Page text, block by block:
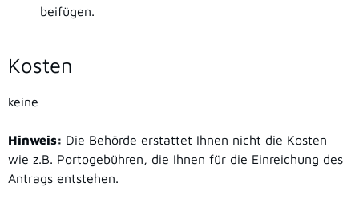
beifügen.
Kosten
keine
Hinweis: Die Behörde erstattet Ihnen nicht die Kosten
wie z.B. Portogebühren, die Ihnen für die Einreichung des
Antrags entstehen.